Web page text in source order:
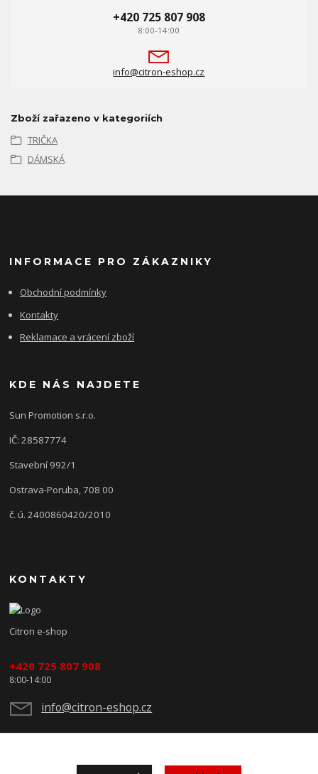
+420 725 807 908
8:00-14:00
info@citron-eshop.cz
Zboží zařazeno v kategoriích
TRIČKA
DÁMSKÁ
INFORMACE PRO ZÁKAZNIKY
Obchodní podmínky
Kontakty
Reklamace a vrácení zboží
KDE NÁS NAJDETE
Sun Promotion s.r.o.
IČ: 28587774
Stavební 992/1
Ostrava-Poruba, 708 00
č. ú. 2400860420/2010
KONTAKTY
Citron e-shop
+420 725 807 908
8:00-14:00
info@citron-eshop.cz